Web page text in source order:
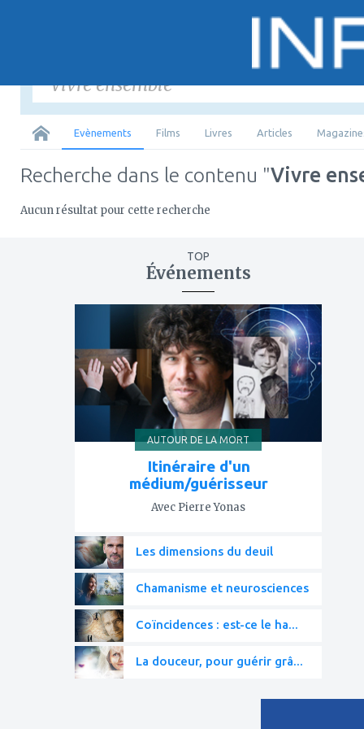
Saisirles
Evènements Films Livres Articles
Recherche dans le contenu "Vivre
Aucun résultat pour cette recherche
TOP
Événements
AUTOUR DE LA MORT
Itinéraire d'un
médium/guérisseur
Avec Pierre Yonas
Les dimensions du deuil
Chamanisme et neurosciences
Coïncidences : est-ce le ha...
La douceur, pour guérir grâ...